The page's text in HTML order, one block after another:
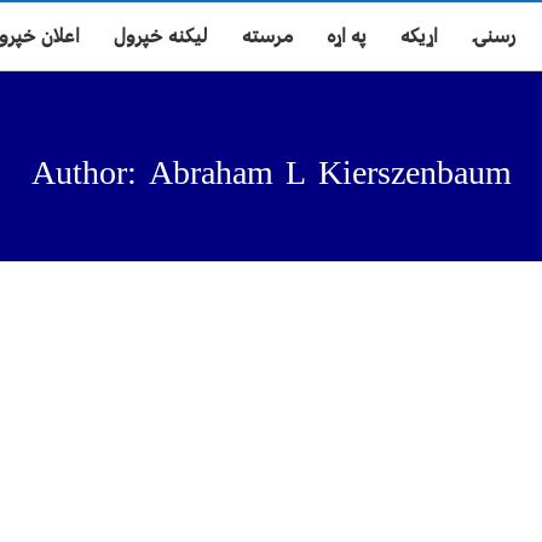
رسنۍ اړیکه په اړه مرسته لیکنه خپرول اعلان
Author: Abraham L Kierszenbaum